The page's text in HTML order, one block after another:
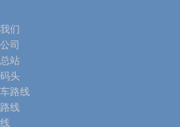
们
司
站
头
路线
线